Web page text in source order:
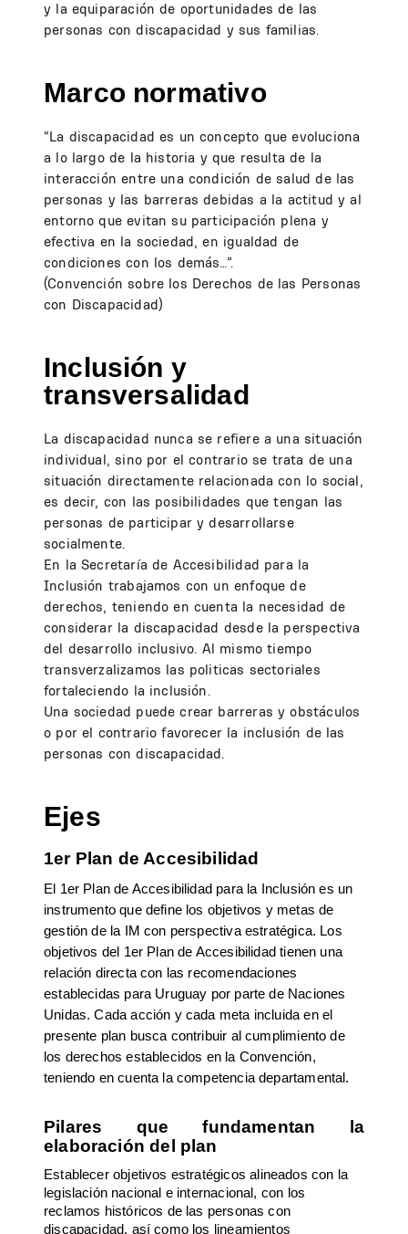
y la equiparación de oportunidades de las
personas con discapacidad y sus familias.
Marco normativo
“La discapacidad es un concepto que evoluciona
a lo largo de la historia y que resulta de la
interacción entre una condición de salud de las
personas y las barreras debidas a la actitud y al
entorno que evitan su participación plena y
efectiva en la sociedad, en igualdad de
condiciones con los demás…”.
(Convención sobre los Derechos de las Personas
con Discapacidad)
Inclusión y
transversalidad
La discapacidad nunca se refiere a una situación
individual, sino por el contrario se trata de una
situación directamente relacionada con lo social,
es decir, con las posibilidades que tengan las
personas de participar y desarrollarse
socialmente.
En la Secretaría de Accesibilidad para la
Inclusión trabajamos con un enfoque de
derechos, teniendo en cuenta la necesidad de
considerar la discapacidad desde la perspectiva
del desarrollo inclusivo. Al mismo tiempo
transverzalizamos las politicas sectoriales
fortaleciendo la inclusión.
Una sociedad puede crear barreras y obstáculos
o por el contrario favorecer la inclusión de las
personas con discapacidad.
Ejes
1er Plan de Accesibilidad
El 1er Plan de Accesibilidad para la Inclusión es un
instrumento que define los objetivos y metas de
gestión de la IM con perspectiva estratégica. Los
objetivos del 1er Plan de Accesibilidad tienen una
relación directa con las recomendaciones
establecidas para Uruguay por parte de Naciones
Unidas. Cada acción y cada meta incluida en el
presente plan busca contribuir al cumplimiento de
los derechos establecidos en la Convención,
teniendo en cuenta la competencia departamental.
Pilares que fundamentan la
elaboración del plan
Establecer objetivos estratégicos alineados con la
legislación nacional e internacional, con los
reclamos históricos de las personas con
discapacidad, así como los lineamientos